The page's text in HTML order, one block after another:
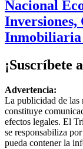
Nacional
Inversiones,
Inmobiliaria
¡Suscríbete
Advertencia:
La publicidad de las
constituye
efectos legales. El
se responsabiliza
pueda contener la